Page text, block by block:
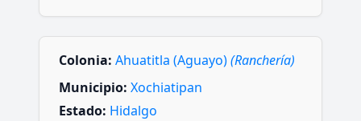
Colonia: Ahuatitla (Aguayo)(Ranchería)
Municipio: Xochiatipan
Estado: Hidalgo